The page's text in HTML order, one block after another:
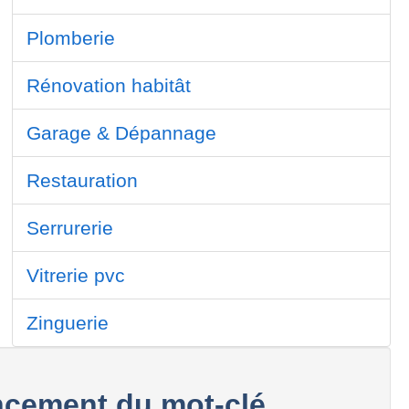
Plomberie
Rénovation habitât
Garage & Dépannage
Restauration
Serrurerie
Vitrerie pvc
Zinguerie